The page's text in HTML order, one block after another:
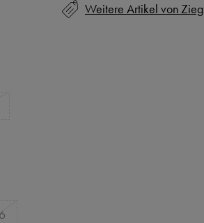
Weitere Artikel von